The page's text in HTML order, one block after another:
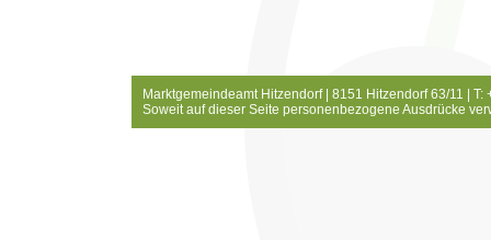
Marktgemeindeamt Hitzendorf | 8151 Hitzendorf 63/11 |
Soweit auf dieser Seite personenbezogene Ausdrücke